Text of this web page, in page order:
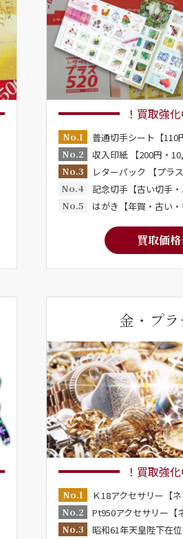
！買取強化
No.1
普通切手シート【110
No.2
収入印紙 【200円・
No.3
レターパック 【プラ
No.4
記念切手【古い切手・
No.5
はがき【年賀・古い・
買取価
金・プ
！買取強化
No.1
Ｋ18アクセサリー【
No.2
Pt950アクセサリー【
No.3
昭和61年天皇陛下在